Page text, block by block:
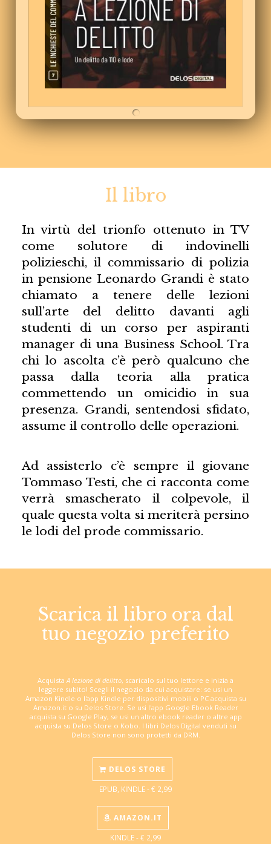
Il libro
In virtù del trionfo ottenuto in TV
come solutore di indovinelli
polizieschi, il commissario di polizia
in pensione Leonardo Grandi è stato
chiamato a tenere delle lezioni
sull’arte del delitto davanti agli
studenti di un corso per aspiranti
manager di una Business School. Tra
chi lo ascolta c’è però qualcuno che
passa dalla teoria alla pratica
commettendo un omicidio in sua
presenza. Grandi, sentendosi sfidato,
assume il controllo delle operazioni.
Ad assisterlo c’è sempre il giovane
Tommaso Testi, che ci racconta come
verrà smascherato il colpevole, il
quale questa volta si meriterà persino
le lodi del prode commissario.
Scarica il libro ora dal
tuo negozio preferito
AcquistaA lezione di delitto, scaricalo sul tuo lettore e inizia a
leggere subito! Scegli il negozio da cui acquistare: se usi un
Amazon Kindle o l'app Kindle per dispositivi mobili o PC acquista su
Amazon.it o su Delos Store. Se usi l'app Google Ebook Reader
acquista su Google Play, se usi un altro ebook reader o altre app
acquista su Delos Store o Kobo. I libri Delos Digital venduti su
Delos Store non sono protetti da DRM.
DELOS STORE
EPUB, KINDLE - € 2,99
AMAZON.IT
KINDLE - € 2,99